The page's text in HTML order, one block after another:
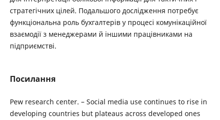
стратегічних цілей. Подальшого дослідження потребує
функціональна роль бухгалтерів у процесі комунікаційної
взаємодії з менеджерами й іншими працівниками на
підприємстві.
Посилання
Pew research center. – Social media use continues to rise in
developing countries but plateaus across developed ones